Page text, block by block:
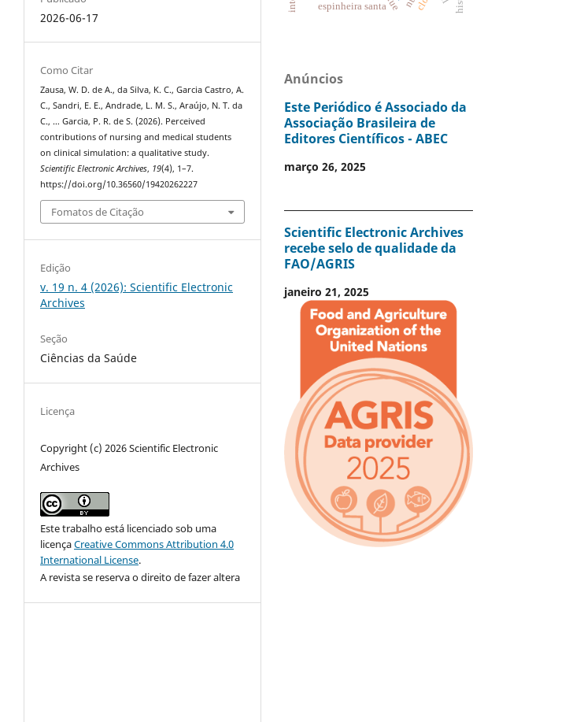
2026-06-17
Como Citar
Zausa, W. D. de A., da Silva, K. C., Garcia Castro, A.
C., Sandri, E. E., Andrade, L. M. S., Araújo, N. T. da
C., … Garcia, P. R. de S. (2026). Perceived
contributions of nursing and medical students
on clinical simulation: a qualitative study.
Scientific Electronic Archives, 19(4), 1–7.
https://doi.org/10.36560/19420262227
Fomatos de Citação
Edição
v. 19 n. 4 (2026): Scientific Electronic
Archives
Seção
Ciências da Saúde
Licença
Copyright (c) 2026 Scientific Electronic
Archives
Este trabalho está licenciado sob uma
licençaCreative Commons Attribution 4.0
International License.
A revista se reserva o direito de fazer altera
espinheira santa
Anúncios
Este Periódico é Associado da
Associação Brasileira de
Editores Científicos - ABEC
março 26, 2025
Scientific Electronic Archives
recebe selo de qualidade da
FAO/AGRIS
janeiro 21, 2025